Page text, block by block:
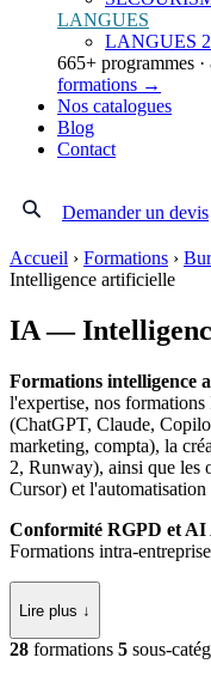
LANGUES
LANGUES
665+ programmes
formations →
Nos catalogues
Blog
Contact
Demander un devis
Accueil › Formations ›
Intelligence artificielle
IA —
Formations intelligence
l'expertise, nos formations
(ChatGPT, Claude,
marketing, compta), la
2, Runway), ainsi que les
Cursor) et
Conformité RGPD et AI
Formations intra-
Lire plus ↓
28 formations 5 sous-